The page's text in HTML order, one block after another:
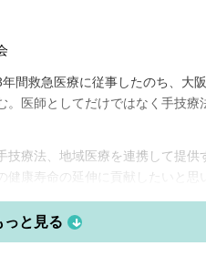
間救急医療に従事したのち、大
。医師としてだけではなく手技療
療法、地域医療を連携して提供
健康寿命の延伸に貢献したいと思